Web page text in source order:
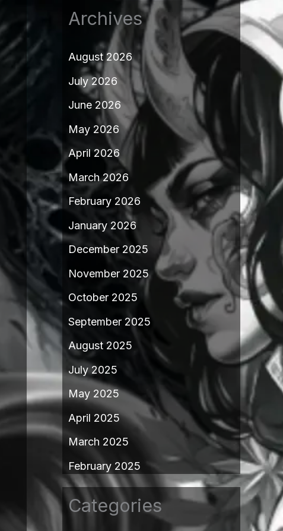
Archives
August 2026
July 2026
June 2026
May 2026
April 2026
March 2026
February 2026
January 2026
December 2025
November 2025
October 2025
September 2025
August 2025
July 2025
May 2025
April 2025
March 2025
February 2025
Categories